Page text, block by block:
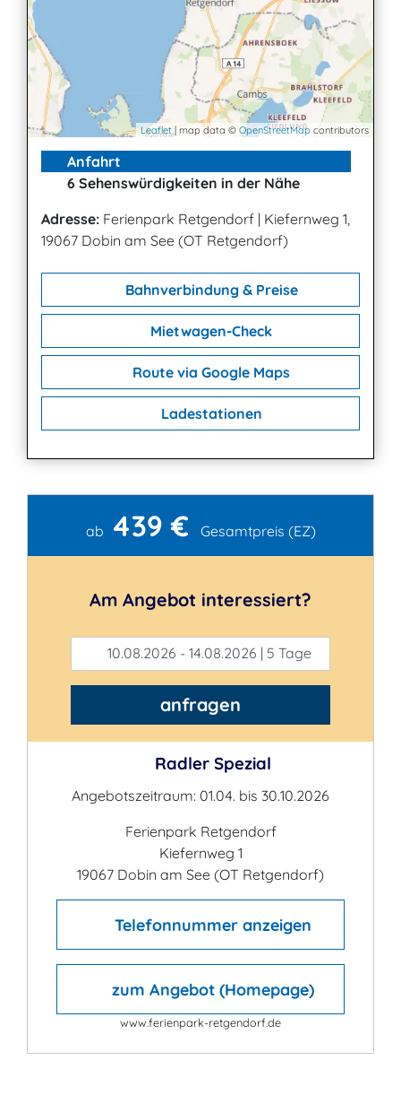
Leaflet| map data © OpenStreetMap contributors
Anfahrt
6 Sehenswürdigkeiten in der Nähe
Adresse: Ferienpark Retgendorf | Kiefernweg 1,
19067 Dobin am See (OT Retgendorf)
Bahnverbindung & Preise
Mietwagen-Check
Route via Google Maps
Ladestationen
Kontakt
ab 439 € Gesamtpreis (EZ)
Am Angebot interessiert?
10.08.2026 - 14.08.2026 | 5 Tage
anfragen
Radler Spezial
Angebotszeitraum: 01.04. bis 30.10.2026
Ferienpark Retgendorf
Kiefernweg 1
19067 Dobin am See (OT Retgendorf)
Telefonnummer anzeigen
zum Angebot (Homepage)
www.ferienpark-retgendorf.de